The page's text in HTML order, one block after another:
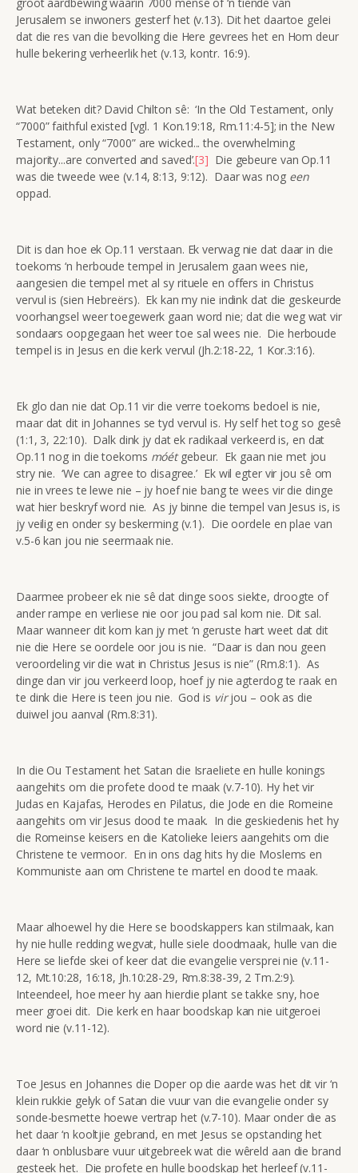
Jerusalem se inwoners gesterf het (v.13). Dit het daartoe gelei
dat die res van die bevolking die Here gevrees het en Hom deur
hulle bekering verheerlik het (v.13, kontr. 16:9).
Wat beteken dit? David Chilton sê: ‘In the Old Testament, only
“7000” faithful existed [vgl. 1 Kon.19:18, Rm.11:4-5]; in the New
Testament, only “7000” are wicked... the overwhelming
majority...are converted and saved’.[3] Die gebeure van Op.11
was die tweede wee (v.14, 8:13, 9:12). Daar was nog een
oppad.
Dit is dan hoe ek Op.11 verstaan. Ek verwag nie dat daar in die
toekoms ‘n herboude tempel in Jerusalem gaan wees nie,
aangesien die tempel met al sy rituele en offers in Christus
vervul is (sien Hebreërs). Ek kan my nie indink dat die geskeurde
voorhangsel weer toegewerk gaan word nie; dat die weg wat vir
sondaars oopgegaan het weer toe sal wees nie. Die herboude
tempel is in Jesus en die kerk vervul (Jh.2:18-22, 1 Kor.3:16).
Ek glo dan nie dat Op.11 vir die verre toekoms bedoel is nie,
maar dat dit in Johannes se tyd vervul is. Hy self het tog so gesê
(1:1, 3, 22:10). Dalk dink jy dat ek radikaal verkeerd is, en dat
Op.11 nog in die toekoms móétgebeur. Ek gaan nie met jou
stry nie. ‘We can agree to disagree.’ Ek wil egter vir jou sê om
nie in vrees te lewe nie – jy hoef nie bang te wees vir die dinge
wat hier beskryf word nie. As jy binne die tempel van Jesus is, is
jy veilig en onder sy beskerming (v.1). Die oordele en plae van
v.5-6 kan jou nie seermaak nie.
Daarmee probeer ek nie sê dat dinge soos siekte, droogte of
ander rampe en verliese nie oor jou pad sal kom nie. Dit sal.
Maar wanneer dit kom kan jy met ‘n geruste hart weet dat dit
nie die Here se oordele oor jou is nie. “Daar is dan nou geen
veroordeling vir die wat in Christus Jesus is nie” (Rm.8:1). As
dinge dan vir jou verkeerd loop, hoef jy nie agterdog te raak en
te dink die Here is teen jou nie. God is virjou – ook as die
duiwel jou aanval (Rm.8:31).
In die Ou Testament het Satan die Israeliete en hulle konings
aangehits om die profete dood te maak (v.7-10). Hy het vir
Judas en Kajafas, Herodes en Pilatus, die Jode en die Romeine
aangehits om vir Jesus dood te maak. In die geskiedenis het hy
die Romeinse keisers en die Katolieke leiers aangehits om die
Christene te vermoor. En in ons dag hits hy die Moslems en
Kommuniste aan om Christene te martel en dood te maak.
Maar alhoewel hy die Here se boodskappers kan stilmaak, kan
hy nie hulle redding wegvat, hulle siele doodmaak, hulle van die
Here se liefde skei of keer dat die evangelie versprei nie (v.11-
12, Mt.10:28, 16:18, Jh.10:28-29, Rm.8:38-39, 2 Tm.2:9).
Inteendeel, hoe meer hy aan hierdie plant se takke sny, hoe
meer groei dit. Die kerk en haar boodskap kan nie uitgeroei
word nie (v.11-12).
Toe Jesus en Johannes die Doper op die aarde was het dit vir ‘n
klein rukkie gelyk of Satan die vuur van die evangelie onder sy
sonde-besmette hoewe vertrap het (v.7-10). Maar onder die as
het daar ‘n kooltjie gebrand, en met Jesus se opstanding het
daar ‘n onblusbare vuur uitgebreek wat die wêreld aan die brand
gesteek het. Die profete en hulle boodskap het herleef (v.11-